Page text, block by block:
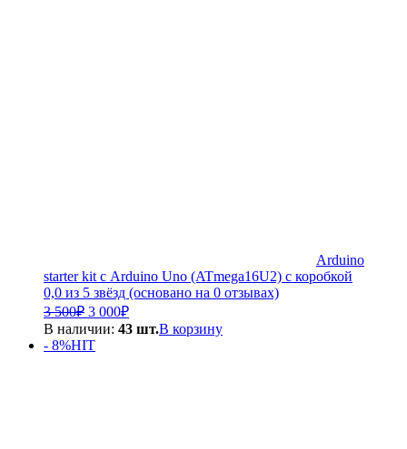
Arduino
starter kit с Arduino Uno (ATmega16U2) с коробкой
0,0 из 5 звёзд (основано на 0 отзывах)
3 500₽ Первоначальная
цена
составляла
3
3 000₽Текущая
цена:
В наличии: 43 шт.В корзину
- 8%HIT